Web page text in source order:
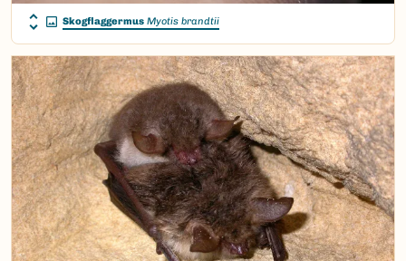
Skogflaggermus Myotis brandtii